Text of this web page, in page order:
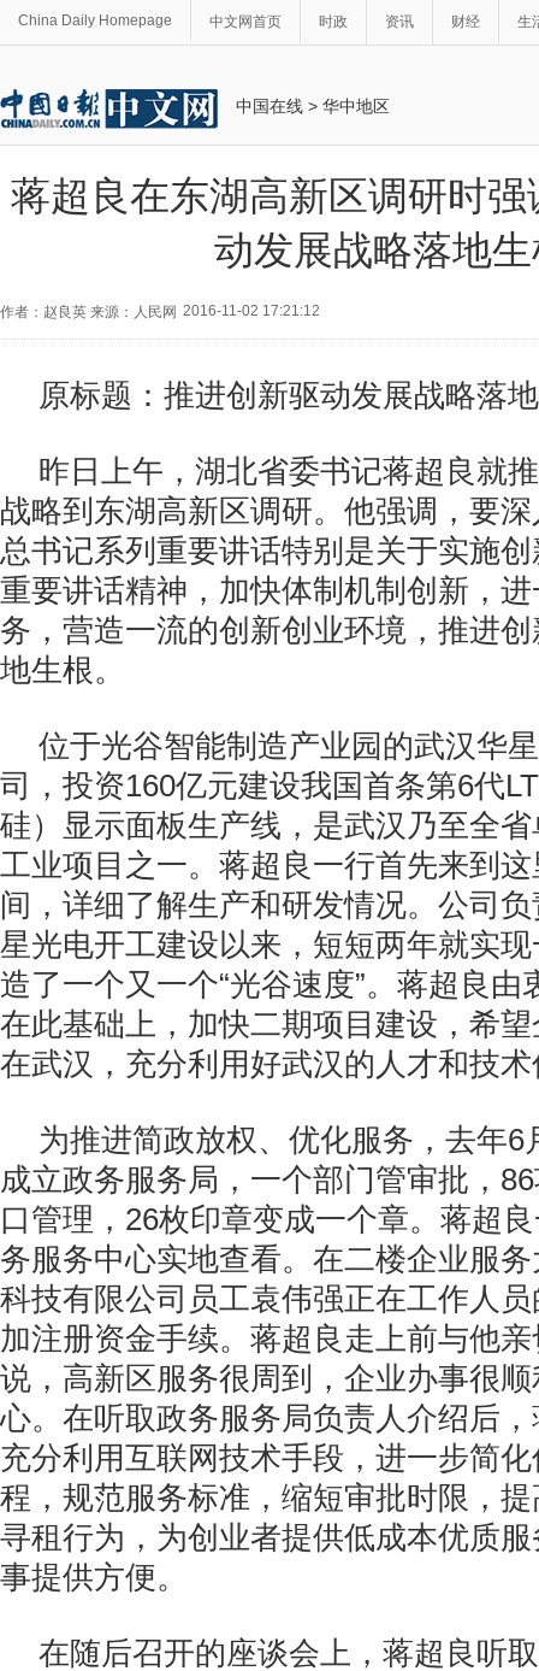
China Daily Homepage 中文网首页 时政 资讯 财经 生
中国在线 > 华中地区
蒋超良在东湖高新区调研时
动发展战略落地
作者：赵良英 来源：人民网 2016-11-02 17:21:12
原标题：推进创新驱动发展战略落
昨日上午，湖北省委书记蒋超良就
战略到东湖高新区调研。他强调，要
总书记系列重要讲话特别是关于实施
重要讲话精神，加快体制机制创新，
务，营造一流的创新创业环境，推进
地生根。
位于光谷智能制造产业园的武汉华
司，投资160亿元建设我国首条第6代
硅）显示面板生产线，是武汉乃至全
工业项目之一。蒋超良一行首先来到
间，详细了解生产和研发情况。公司
星光电开工建设以来，短短两年就实
造了一个又一个“光谷速度”。蒋超良由
在此基础上，加快二期项目建设，希
在武汉，充分利用好武汉的人才和技
为推进简政放权、优化服务，去年6
成立政务服务局，一个部门管审批，
口管理，26枚印章变成一个章。蒋超
务服务中心实地查看。在二楼企业服
科技有限公司员工袁伟强正在工作人
加注册资金手续。蒋超良走上前与他
说，高新区服务很周到，企业办事很
心。在听取政务服务局负责人介绍后
充分利用互联网技术手段，进一步简
程，规范服务标准，缩短审批时限，
寻租行为，为创业者提供低成本优质
事提供方便。
在随后召开的座谈会上，蒋超良听